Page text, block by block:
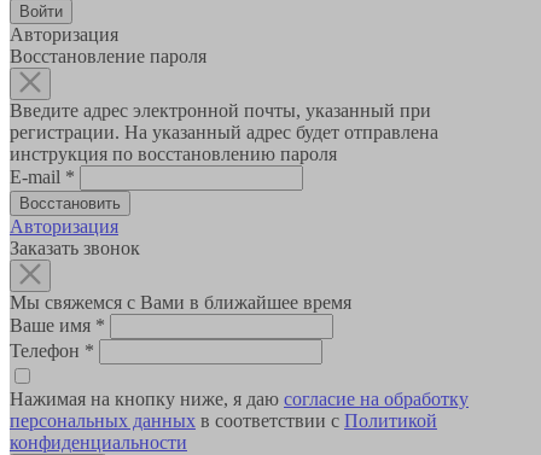
Авторизация
Восстановление пароля
Введите адрес электронной почты, указанный при
регистрации. На указанный адрес будет отправлена
инструкция по восстановлению пароля
E-mail *
Авторизация
Заказать звонок
Мы свяжемся с Вами в ближайшее время
Ваше имя *
Телефон *
Нажимая на кнопку ниже, я даю согласие на обработку
персональных данных в соответствии с Политикой
конфиденциальности